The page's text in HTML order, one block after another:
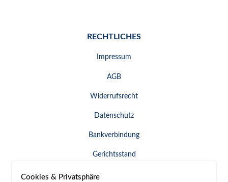
RECHTLICHES
Impressum
AGB
Widerrufsrecht
Datenschutz
Bankverbindung
Gerichtsstand
Widerruf erklären
Cookies & Privatsphäre